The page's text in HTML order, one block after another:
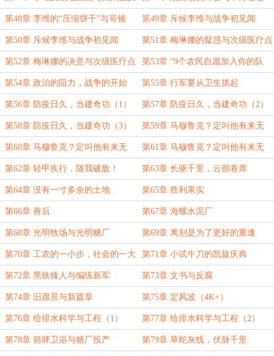
人体实验
第48章 李维的“压缩饼干”与哥顿
的“维纳斯像”
第49章 斥候李维与战争初见闻
第50章 斥候李维与战争初见闻
（2）
第51章 梅琳娜的疑惑与次级医疗点
第52章 梅琳娜的决意与次级医疗点 第53章 “9个农民自愿加入你的队
伍”
第54章 政治的阻力，战争的开始 第55章 行军要从卫生抓起
第56章 防疫日久，当建奇功（1） 第57章 防疫日久，当建奇功（2）
第58章 防疫日久，当建奇功（3） 第59章 马穆鲁克？定叫他有来无
回！（1）
第60章 马穆鲁克？定叫他有来无
回！（2）
第61章 马穆鲁克？定叫他有来无
回！（3）
第62章 轻甲疾行，随我破敌！ 第63章 长驱千里，云彻卷席
第64章 没有一寸多余的土地 第65章 胜利果实
第66章 善后 第67章 海螺水泥厂
第68章 光明牧场与光明糖厂 第69章 离别是为了更好的重逢
第70章 工农的一小步，社会的一大
步
第71章 小试牛刀的凯旋庆典
第72章 黑铁矮人与编练新军 第73章 文书与反腐
第74章 旧愿景与新篇章 第75章 定风波（4K+）
第76章 给排水科学与工程（1） 第77章 给排水科学与工程（2）
第78章 箭牌卫浴与糖厂投产 第79章 草蛇灰线，伏脉千里